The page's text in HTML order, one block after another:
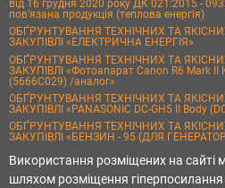
від 16 грудня 2020 року ДК 021:2015 -
пов’язана продукція (теплова енергія)
ОБҐРУНТУВАННЯ ТЕХНІЧНИХ ТА
ЗАКУПІВЛІ «ЕЛЕКТРИЧНА ЕНЕРГІЯ»
ОБҐРУНТУВАННЯ ТЕХНІЧНИХ ТА
ЗАКУПІВЛІ «Фотоапарат Canon R6 Mark II
(5666C029) /аналог»
ОБҐРУНТУВАННЯ ТЕХНІЧНИХ ТА
ЗАКУПІВЛІ «PANASONIC DC-GH5 II Body
ОБҐРУНТУВАННЯ ТЕХНІЧНИХ ТА
ЗАКУПІВЛІ «БЕНЗИН - 95 (ДЛЯ
Використання розміщених на сайті
шляхом розміщення